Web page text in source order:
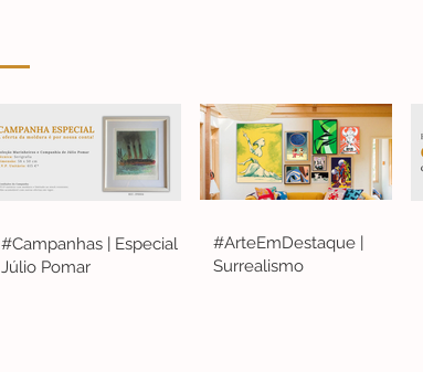
#Campanhas | Especial
Júlio Pomar
#ArteEmDestaque |
Surrealismo